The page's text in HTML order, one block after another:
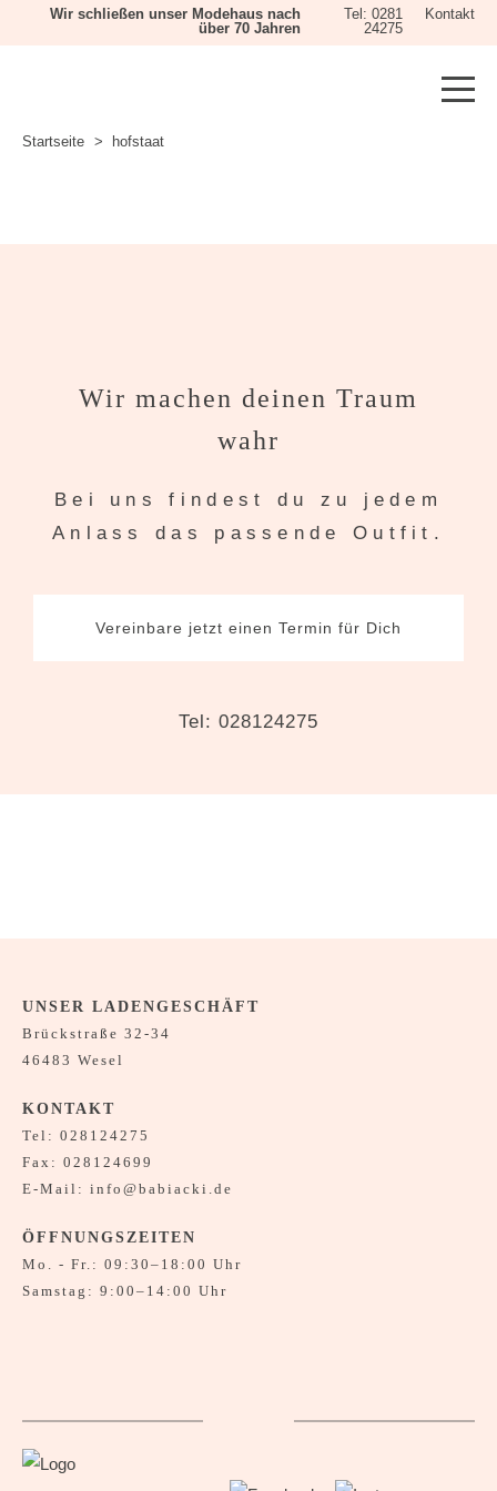
Wir schließen unser Modehaus nach
über 70 Jahren
Tel: 0281
24275
Kontakt
Startseite hofstaat
Wir machen deinen Traum
wahr
Bei uns findest du zu jedem
Anlass das passende Outfit.
Vereinbare jetzt einen Termin für Dich
Tel: 028124275
UNSER LADENGESCHÄFT
Brückstraße 32-34
46483 Wesel
KONTAKT
Tel: 028124275
Fax: 028124699
E-Mail: info@babiacki.de
ÖFFNUNGSZEITEN
Mo. - Fr.: 09:30–18:00 Uhr
Samstag: 9:00–14:00 Uhr